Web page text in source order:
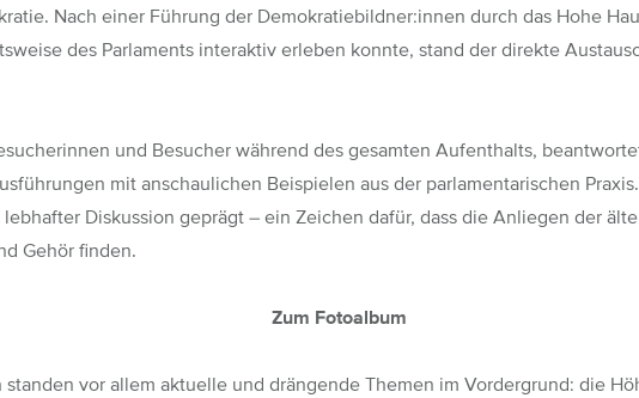
Nach einer Führung der Demokratiebildner:innen durch das Hohe
des Parlaments interaktiv erleben konnte, stand der direkte
und Besucher während des gesamten Aufenthalts,
mit anschaulichen Beispielen aus der parlamentarischen
Diskussion geprägt – ein Zeichen dafür, dass die Anliegen der
Gehör finden.
Zum Fotoalbum
standen vor allem aktuelle und drängende Themen im Vordergrund: die